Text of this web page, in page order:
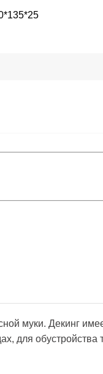
муки. Декинг
для обустройства